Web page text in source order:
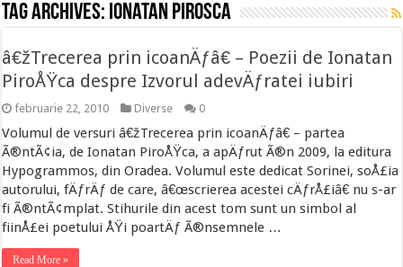
Tag Archives: Ionatan Pirosca
â€žTrecerea prin icoanÄƒâ€ – Poezii de Ionatan
PiroÅŸca despre Izvorul adevÄƒratei iubiri
februarie 22, 2010 Diverse 0
Volumul de versuri â€žTrecerea prin icoanÄƒâ€ – partea
Ã®ntÃ¢ia, de Ionatan PiroÅŸca, a apÄƒrut Ã®n 2009, la editura
Hypogrammos, din Oradea. Volumul este dedicat Sorinei, soÅ£ia
autorului, fÄƒrÄƒ de care, â€œscrierea acestei cÄƒrÅ£iâ€ nu s-ar
fi Ã®ntÃ¢mplat. Stihurile din acest tom sunt un simbol al
fiinÅ£ei poetului ÅŸi poartÄƒ Ã®nsemnele …
Read More »